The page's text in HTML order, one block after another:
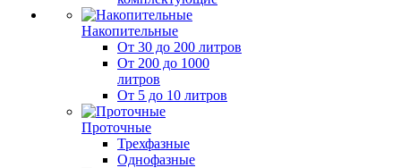
Накопительные
От 30 до 200 литров
От 200 до 1000
литров
От 5 до 10 литров
Проточные
Трехфазные
Однофазные